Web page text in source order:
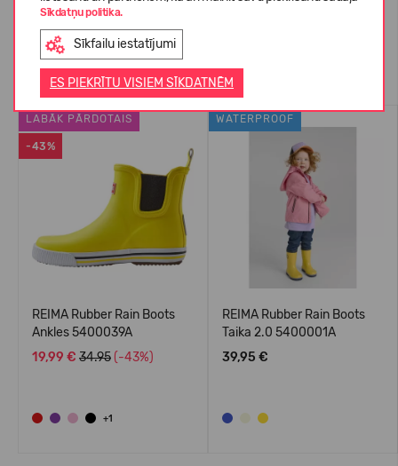
Sīkdatņu politika.
Sīkfailu iestatījumi
ES PIEKRĪTU VISIEM SĪKDATNĒM
Līdzīgas preces
-43%
LABĀK PĀRDOTAIS
REIMA Rubber Rain Boots
Ankles 5400039A
19,99 € 34.95 (-43%)
+1
WATERPROOF
REIMA Rubber Rain Boots
Taika 2.0 5400001A
39,95 €